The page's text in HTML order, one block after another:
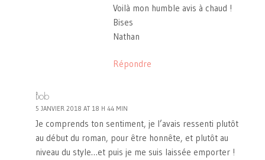
Voilà mon humble avis à chaud !
Bises
Nathan
Répondre
Bob
5 JANVIER 2018 AT 18 H 44 MIN
Je comprends ton sentiment, je l’avais ressenti plutôt
au début du roman, pour être honnête, et plutôt au
niveau du style…et puis je me suis laissée emporter !